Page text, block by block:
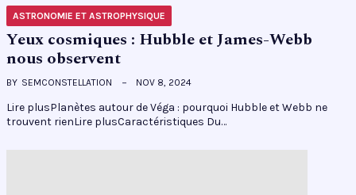
ASTRONOMIE ET ASTROPHYSIQUE
Yeux cosmiques : Hubble et James-Webb
nous observent
BY SEMCONSTELLATION NOV 8, 2024
Lire plusPlanètes autour de Véga : pourquoi Hubble et Webb ne
trouvent rienLire plusCaractéristiques Du…